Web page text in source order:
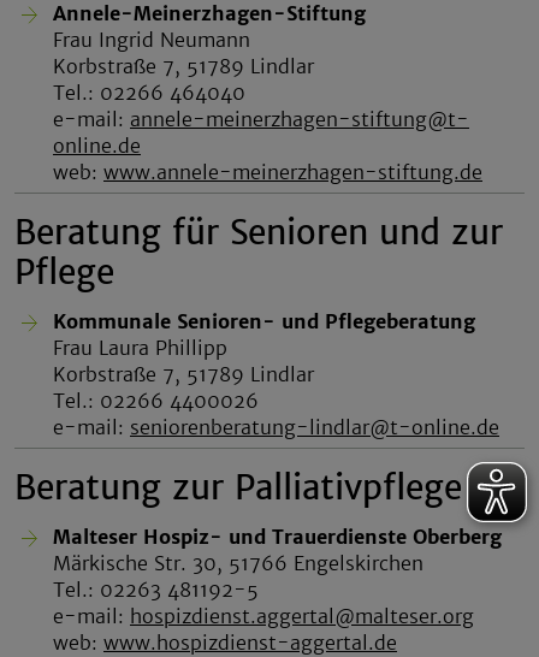
Annele-Meinerzhagen-Stiftung
Frau Ingrid Neumann
Korbstraße 7, 51789 Lindlar
Tel.: 02266 464040
e-mail: annele-meinerzhagen-stiftung@t-
online.de
web: www.annele-meinerzhagen-stiftung.de
Beratung für Senioren und zur
Pflege
Kommunale Senioren- und Pflegeberatung
Frau Laura Phillipp
Korbstraße 7, 51789 Lindlar
Tel.: 02266 4400026
e-mail: seniorenberatung-lindlar@t-online.de
Beratung zur Palliativpflege
Malteser Hospiz- und Trauerdienste Oberberg
Märkische Str. 30, 51766 Engelskirchen
Tel.: 02263 481192-5
e-mail: hospizdienst.aggertal@malteser.org
web: www.hospizdienst-aggertal.de